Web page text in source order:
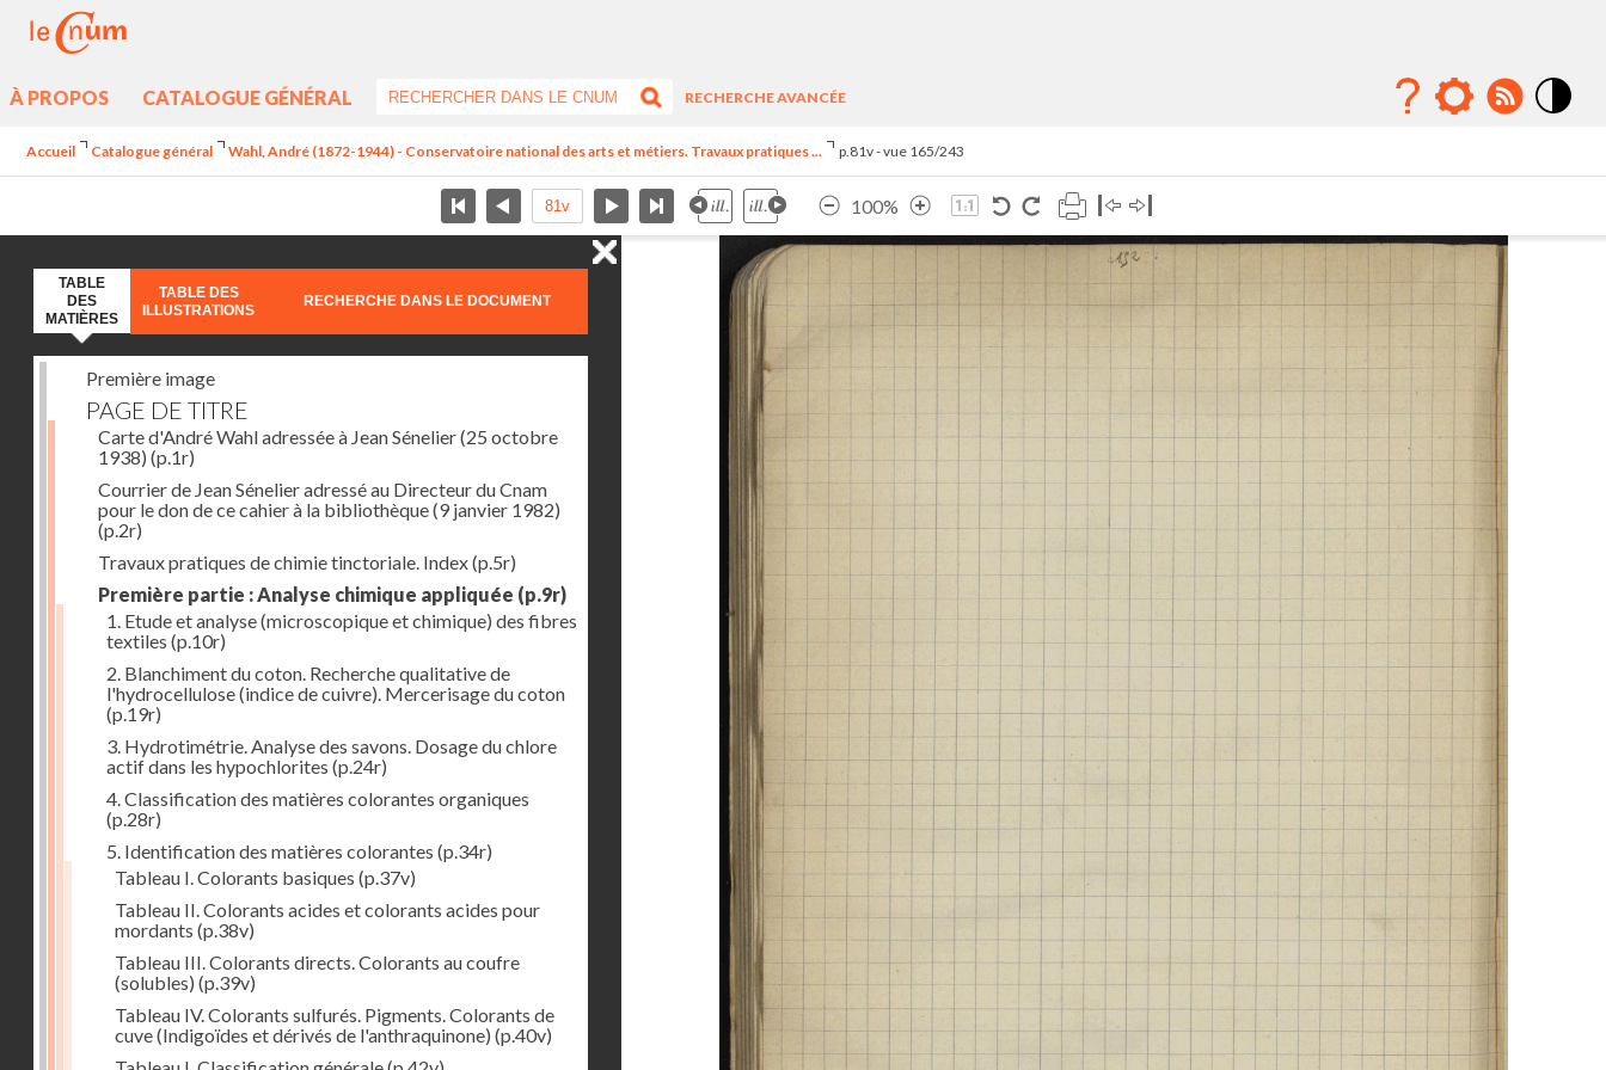
À PROPOS CATALOGUE GÉNÉRAL
RECHERCHE AVANCÉE
Accueil Catalogue général Wahl, André (1872-1944) - Conservatoire national des arts et métiers. Travaux pratiques ... p.81v - vue 165/243
100%
TABLE
DES
MATIÈRES
TABLE DES
ILLUSTRATIONS
RECHERCHE DANS LE DOCUMENT
Première image
PAGE DE TITRE
Carte d'André Wahl adressée à Jean Sénelier (25 octobre
1938) (p.1r)
Courrier de Jean Sénelier adressé au Directeur du Cnam
pour le don de ce cahier à la bibliothèque (9 janvier 1982)
(p.2r)
Travaux pratiques de chimie tinctoriale. Index(p.5r)
Première partie : Analyse chimique appliquée (p.9r)
1. Etude et analyse (microscopique et chimique) des fibres
textiles (p.10r)
2. Blanchiment du coton. Recherche qualitative de
l'hydrocellulose (indice de cuivre). Mercerisage du coton
(p.19r)
3. Hydrotimétrie. Analyse des savons. Dosage du chlore
actif dans les hypochlorites (p.24r)
4. Classification des matières colorantes organiques
(p.28r)
5. Identification des matières colorantes (p.34r)
Tableau I. Colorants basiques (p.37v)
Tableau II. Colorants acides et colorants acides pour
mordants (p.38v)
Tableau III. Colorants directs. Colorants au coufre
(solubles) (p.39v)
Tableau IV. Colorants sulfurés. Pigments. Colorants de
cuve (Indigoïdes et dérivés de l'anthraquinone) (p.40v)